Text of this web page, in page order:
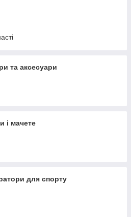
додаток «Покупка без ризику»
та аксесуари
і мачете
для спорту